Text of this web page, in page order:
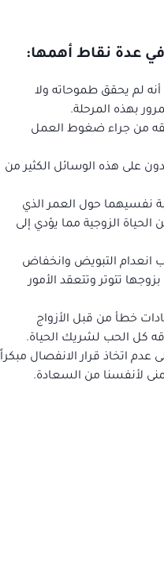
عدة نقاط أهمها:
لم يحقق طموحاته ولا
بهذه المرحلة.
من جراء ضغوط العمل
على هذه الوسائل الكثير من
نفسيهما حول العمر الذي
الزوجية مما يؤدي إلى
انعدام التبويض وانخفاض
تتوتر وتتعقد الأمور
خطأ من قبل الأزواج
كل الحب لشريك الحياة.
اتخاذ قرار الانفصال مبكراً
لأنفسنا من السعادة.